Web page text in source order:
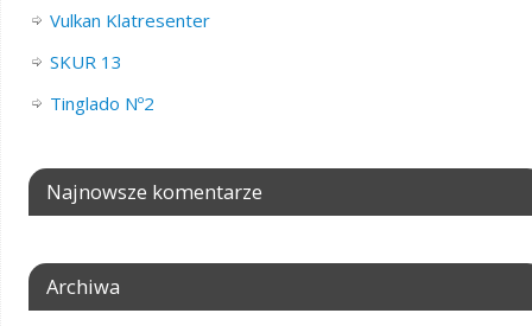
Vulkan Klatresenter
SKUR 13
Tinglado Nº2
Najnowsze komentarze
Archiwa